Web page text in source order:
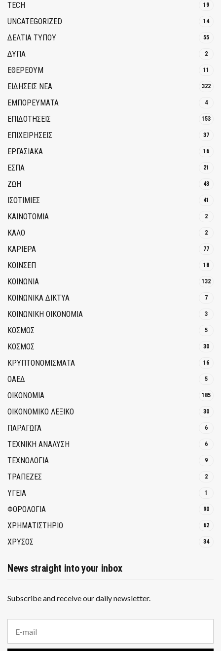
TECH 19
UNCATEGORIZED 14
ΔΕΛΤΙΑ ΤΥΠΟΥ 55
ΔΥΠΑ 2
ΕΘΈΡΕΟΥΜ 11
ΕΙΔΗΣΕΙΣ ΝΕΑ 322
ΕΜΠΟΡΕΥΜΑΤΑ 4
ΕΠΙΔΟΤΗΣΕΙΣ 153
ΕΠΙΧΕΙΡΗΣΕΙΣ 37
ΕΡΓΑΣΙΑΚΑ 16
ΕΣΠΑ 21
ΖΩΗ 43
ΙΣΟΤΙΜΙΕΣ 41
ΚΑΙΝΟΤΟΜΊΑ 2
ΚΑΛΟ 2
ΚΑΡΙΕΡΑ 77
ΚΟΙΝΣΕΠ 18
ΚΟΙΝΩΝΙΑ 132
ΚΟΙΝΩΝΙΚΆ ΔΊΚΤΥΑ 7
ΚΟΙΝΩΝΙΚΉ ΟΙΚΟΝΟΜΊΑ 3
ΚΟΣΜΟΣ 5
ΚΟΣΜΟΣ 30
ΚΡΥΠΤΟΝΟΜΊΣΜΑΤΑ 16
ΟΑΕΔ 5
ΟΙΚΟΝΟΜΙΑ 185
ΟΙΚΟΝΟΜΙΚΟ ΛΕΞΙΚΟ 30
ΠΑΡΑΓΩΓΑ 6
ΤΕΧΝΙΚΗ ΑΝΑΛΥΣΗ 6
ΤΕΧΝΟΛΟΓΙΑ 9
ΤΡΆΠΕΖΕΣ 2
ΥΓΕΙΑ 1
ΦΟΡΟΛΟΓΙΑ 90
ΧΡΗΜΑΤΙΣΤΗΡΙΟ 62
ΧΡΥΣΟΣ 34
News straight into your inbox
Subscribe and receive our daily newsletter.
a